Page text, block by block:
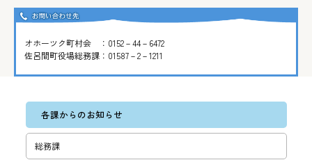
オホーツク町村会 ：0152－44－6472
佐呂間町役場総務課：01587－2－1211
各課からのお知らせ
総務課